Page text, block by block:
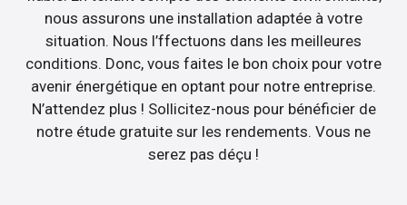
nous assurons une installation adaptée à votre
situation. Nous l’ffectuons dans les meilleures
conditions. Donc, vous faites le bon choix pour votre
avenir énergétique en optant pour notre entreprise.
N’attendez plus ! Sollicitez-nous pour bénéficier de
notre étude gratuite sur les rendements. Vous ne
serez pas déçu !